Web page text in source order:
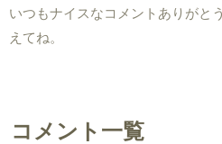
いつもナイスなコメントありがと
えてね。
コメント一覧